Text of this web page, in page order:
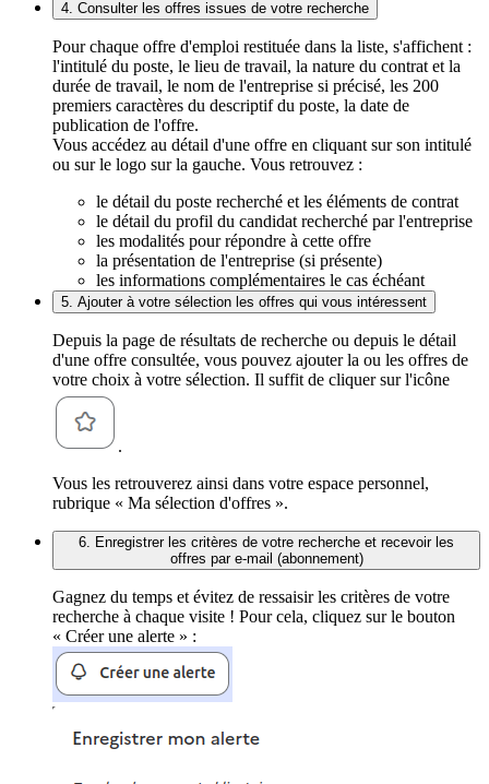
4. Consulter les offres issues de votre recherche
Pour chaque offre d'emploi restituée dans la liste, s'affichent :
l'intitulé du poste, le lieu de travail, la nature du contrat et la
durée de travail, le nom de l'entreprise si précisé, les 200
premiers caractères du descriptif du poste, la date de
publication de l'offre.
Vous accédez au détail d'une offre en cliquant sur son intitulé
ou sur le logo sur la gauche. Vous retrouvez :
le détail du poste recherché et les éléments de contrat
le détail du profil du candidat recherché par l'entreprise
les modalités pour répondre à cette offre
la présentation de l'entreprise (si présente)
les informations complémentaires le cas échéant
5. Ajouter à votre sélection les offres qui vous intéressent
Depuis la page de résultats de recherche ou depuis le détail
d'une offre consultée, vous pouvez ajouter la ou les offres de
votre choix à votre sélection. Il suffit de cliquer sur l'icône
.
Vous les retrouverez ainsi dans votre espace personnel,
rubrique « Ma sélection d'offres ».
6. Enregistrer les critères de votre recherche et recevoir les
offres par e-mail (abonnement)
Gagnez du temps et évitez de ressaisir les critères de votre
recherche à chaque visite ! Pour cela, cliquez sur le bouton
« Créer une alerte » :